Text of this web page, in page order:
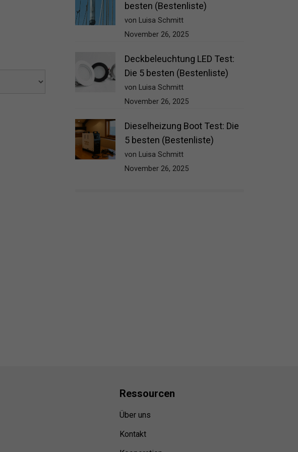
besten (Bestenliste)
von Luisa Schmitt
November 26, 2025
Deckbeleuchtung LED Test:
Die 5 besten (Bestenliste)
von Luisa Schmitt
November 26, 2025
Dieselheizung Boot Test: Die
5 besten (Bestenliste)
von Luisa Schmitt
November 26, 2025
Ressourcen
Über uns
Kontakt